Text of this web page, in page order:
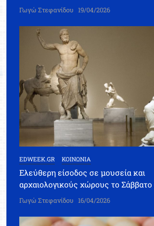
Γωγώ Στεφανίδου 19/04/2026
EDWEEK.GR ΚΟΙΝΩΝΙΑ
Ελεύθερη είσοδος σε μουσεία και
αρχαιολογικούς χώρους το Σάββατο
Γωγώ Στεφανίδου 16/04/2026